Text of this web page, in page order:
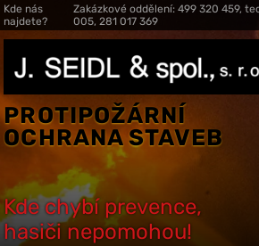
Kde nás
najdete?
Zakázkové oddělení: 499 320 459,
005, 281 017 369
PROTIPOŽÁRNÍ
OCHRANA STAVEB
Kde chybí prevence,
hasiči nepomohou!